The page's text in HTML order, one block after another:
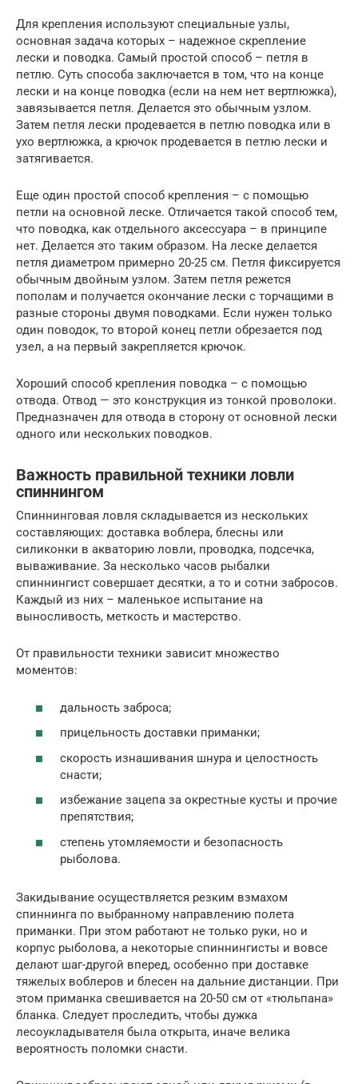
Для крепления используют специальные узлы,
основная задача которых – надежное скрепление
лески и поводка. Самый простой способ – петля в
петлю. Суть способа заключается в том, что на конце
лески и на конце поводка (если на нем нет вертлюжка),
завязывается петля. Делается это обычным узлом.
Затем петля лески продевается в петлю поводка или в
ухо вертлюжка, а крючок продевается в петлю лески и
затягивается.
Еще один простой способ крепления – с помощью
петли на основной леске. Отличается такой способ тем,
что поводка, как отдельного аксессуара – в принципе
нет. Делается это таким образом. На леске делается
петля диаметром примерно 20-25 см. Петля фиксируется
обычным двойным узлом. Затем петля режется
пополам и получается окончание лески с торчащими в
разные стороны двумя поводками. Если нужен только
один поводок, то второй конец петли обрезается под
узел, а на первый закрепляется крючок.
Хороший способ крепления поводка – с помощью
отвода. Отвод — это конструкция из тонкой проволоки.
Предназначен для отвода в сторону от основной лески
одного или нескольких поводков.
Важность правильной техники ловли
спиннингом
Спиннинговая ловля складывается из нескольких
составляющих: доставка воблера, блесны или
силиконки в акваторию ловли, проводка, подсечка,
вываживание. За несколько часов рыбалки
спиннингист совершает десятки, а то и сотни забросов.
Каждый из них – маленькое испытание на
выносливость, меткость и мастерство.
От правильности техники зависит множество
моментов:
дальность заброса;
прицельность доставки приманки;
скорость изнашивания шнура и целостность
снасти;
избежание зацепа за окрестные кусты и прочие
препятствия;
степень утомляемости и безопасность
рыболова.
Закидывание осуществляется резким взмахом
спиннинга по выбранному направлению полета
приманки. При этом работают не только руки, но и
корпус рыболова, а некоторые спиннингисты и вовсе
делают шаг-другой вперед, особенно при доставке
тяжелых воблеров и блесен на дальние дистанции. При
этом приманка свешивается на 20-50 см от «тюльпана»
бланка. Следует проследить, чтобы дужка
лесоукладывателя была открыта, иначе велика
вероятность поломки снасти.